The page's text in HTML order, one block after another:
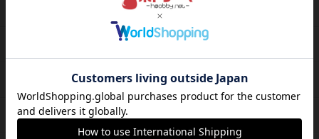
自分のデータを管理しませんか？
がボドゲーマを利用中！
気になるゲームのレビューを読む
お気に入り作品・所有リストの共
有
ボードゲームを検索する
ボードゲームの新着レビュー
ボードゲーム会情報
メカニクス特集